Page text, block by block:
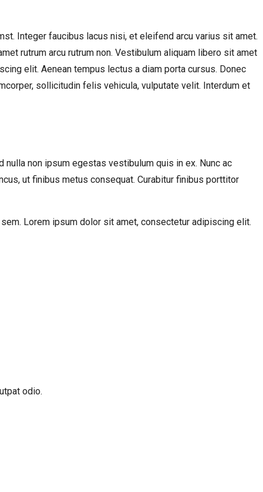
Integer faucibus lacus nisi, et eleifend arcu varius sit amet.
rutrum arcu rutrum non. Vestibulum aliquam libero sit amet
elit. Aenean tempus lectus a diam porta cursus. Donec
sollicitudin felis vehicula, vulputate velit. Interdum et
non ipsum egestas vestibulum quis in ex. Nunc ac
ut finibus metus consequat. Curabitur finibus porttitor
Lorem ipsum dolor sit amet, consectetur adipiscing elit.
odio.